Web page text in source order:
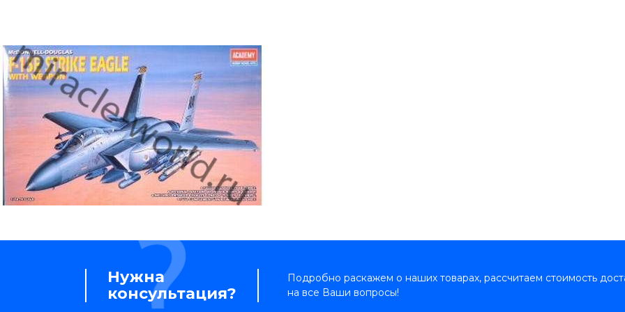
Нужна
консультация?
Подробно раскажем о наших товарах, рассчитаем стоимость
на все Ваши вопросы!